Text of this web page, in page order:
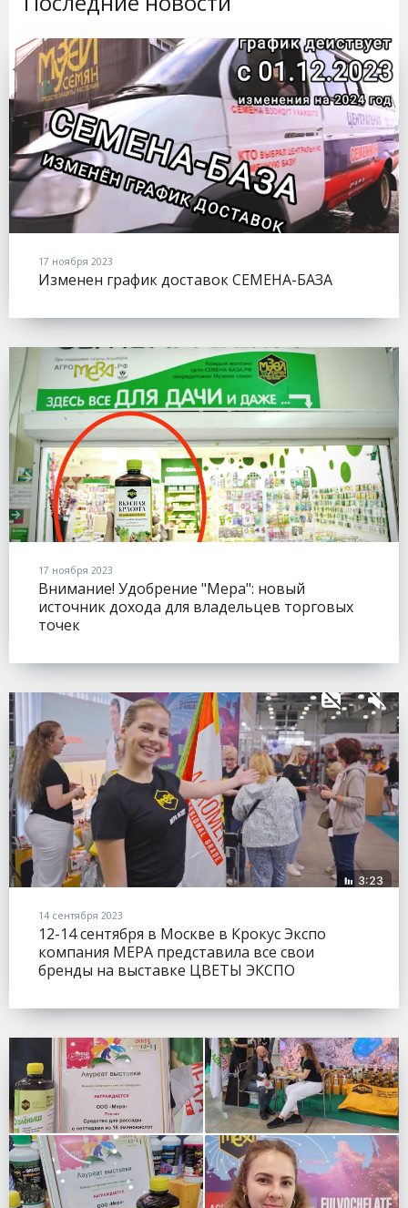
17 ноября 2023
Изменен график доставок СЕМЕНА-БАЗА
17 ноября 2023
Внимание! Удобрение "Мера": новый
источник дохода для владельцев торговых
точек
14 сентября 2023
12-14 сентября в Москве в Крокус Экспо
компания МЕРА представила все свои
бренды на выставке ЦВЕТЫ ЭКСПО